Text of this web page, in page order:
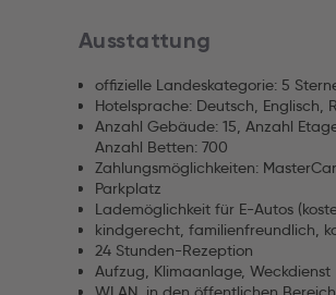
Ausstattung
offizielle Landeskategorie: 5
Hotelsprache: Deutsch, Englisch,
Anzahl Gebäude: 15, Anzahl
Anzahl Betten: 700
Zahlungsmöglichkeiten:
Parkplatz
Lademöglichkeit für E-Autos
kindgerecht, familienfreundlich,
24 Stunden-Rezeption
Aufzug, Klimaanlage, Weckdienst